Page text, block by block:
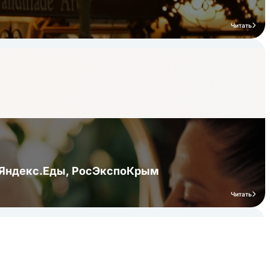
Читать
Яндекс.Еды, РосЭкспоКрым
Читать